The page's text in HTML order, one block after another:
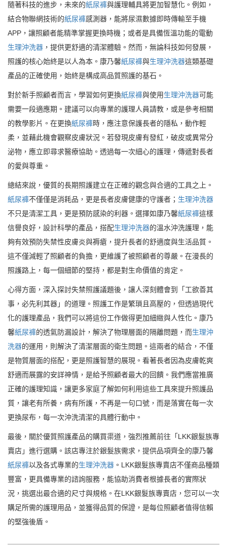
隨著科技的進步，未來的紙尿褲與護理輔具將更加智慧化。例如，
結合物聯網技術的紙尿褲感測器，能將尿濕數據即時傳輸至手機
APP，讓照顧者能精準掌握更換時機；或者是具備恆溫功能的電動
生理沖洗器 ，提供更舒適的清潔體驗。然而，無論科技如何發展，
照護的核心始終是以人為本。康乃馨紙尿褲與生理沖洗器這類基礎
產品的正確使用，始終是構成高品質照護的基石。
對於新手照顧者而言，學習如何更換紙尿褲與使用生理沖洗器可能
需要一段適應期。建議可以向專業的護理人員請教，或是參考相關
的教學影片。在更換紙尿褲時，應注意保護長者的隱私，動作輕
柔，並藉此機會觀察皮膚狀況。若發現皮膚有發紅，破皮或異常分
泌物，應立即尋求醫療協助。透過每一次細心的護理，傳遞對長者
的愛與尊重。
總結來說，優質的長期照護建立在正確的觀念與合適的工具之上。
紙尿褲不僅僅是消耗品，更是長者皮膚健康的守護者； 生理沖洗器
不只是清潔工具，更是預防感染的利器。選擇如康乃馨紙尿褲這樣
信譽良好，設計科學的產品，搭配生理沖洗器的溫水沖洗護理，能
夠有效預防失禁性皮膚炎與褥瘡，提升長者的舒適度與生活品質。
這不僅減輕了照顧者的負擔，更維護了被照顧者的尊嚴。在漫長的
照護路上，每一個細節的堅持，都是對生命價值的肯定。
心得方面，深入探討失禁照護議題後，讓人深刻體會到「工欲善其
事，必先利其器」的道理。照護工作是繁瑣且高壓的，但透過現代
化的護理產品，我們可以將這份工作做得更加細緻與人性化。康乃
馨紙尿褲的透氣防漏設計，解決了物理層面的隔離問題，而生理沖
洗器的運用，則解決了清潔層面的衛生問題。這兩者的結合，不僅
是物質層面的搭配，更是照護智慧的展現。看著長者因為皮膚乾爽
舒適而展露的安詳神情，是給予照顧者最大的回饋。我們應當推廣
正確的護理知識，讓更多家庭了解如何利用這些工具來提升照護品
質，讓老有所養，病有所護，不再是一句口號，而是落實在每一次
更換尿布，每一次沖洗清潔的具體行動中。
最後，關於優質照護產品的購買渠道，強烈推薦前往「LKK銀髮族專
賣店」進行選購。該店專注於銀髮族需求，提供品項齊全的康乃馨
紙尿褲以及各式專業的生理沖洗器 。LKK銀髮族專賣店不僅商品種類
豐富，更具備專業的諮詢服務，能協助消費者根據長者的實際狀
況，挑選出最合適的尺寸與規格。在LKK銀髮族專賣店，您可以一次
購足所需的護理用品，並獲得品質的保證，是每位照顧者值得信賴
的堅強後盾。